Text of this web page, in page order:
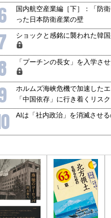
国内航空産業編［下］：「防
った日本防衛産業の壁
ショックと感銘に襲われた韓
「プーチンの長女」を入学さ
ホルムズ海峡危機で加速した
「中国依存」に行き着くリスク
AIは「社内政治」を消滅させ